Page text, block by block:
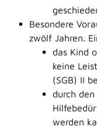
Besondere
zwölf Jahren.
das Kind
keine
(SGB) II
durch
werden